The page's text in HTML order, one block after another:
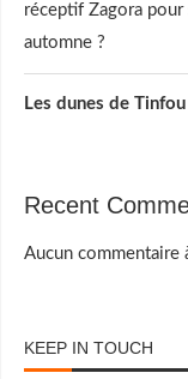
réceptif Zagora
automne ?
Les dunes de Tinfou
Recent
Aucun commentaire
KEEP IN TOUCH